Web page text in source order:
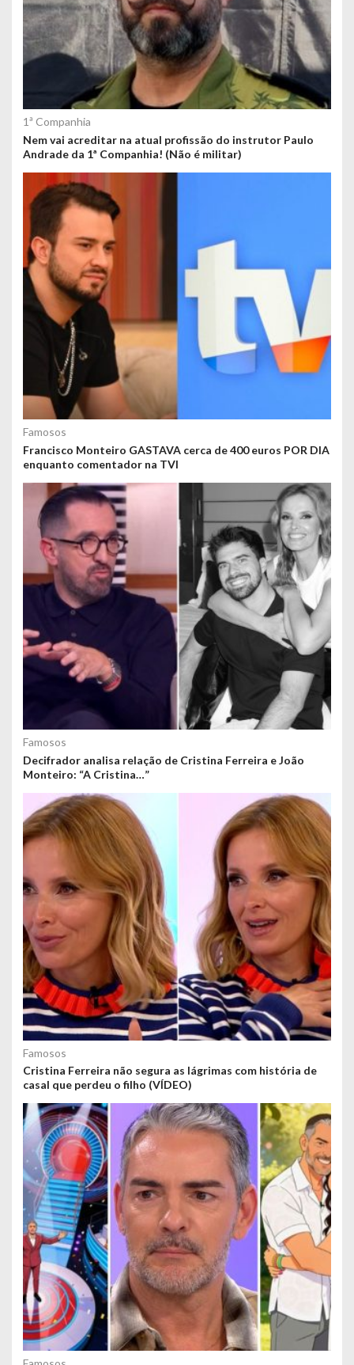
1ª Companhia
Nem vai acreditar na atual profissão do instrutor Paulo
Andrade da 1ª Companhia! (Não é militar)
Famosos
Francisco Monteiro GASTAVA cerca de 400 euros POR DIA
enquanto comentador na TVI
Famosos
Decifrador analisa relação de Cristina Ferreira e João
Monteiro: “A Cristina…”
Famosos
Cristina Ferreira não segura as lágrimas com história de
casal que perdeu o filho (VÍDEO)